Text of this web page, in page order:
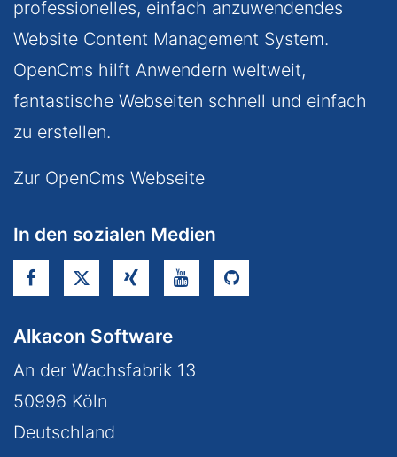
professionelles, einfach anzuwendendes
Website Content Management System.
OpenCms hilft Anwendern weltweit,
fantastische Webseiten schnell und einfach
zu erstellen.
Zur OpenCms Webseite
In den sozialen Medien
Alkacon Software
An der Wachsfabrik 13
50996 Köln
Deutschland